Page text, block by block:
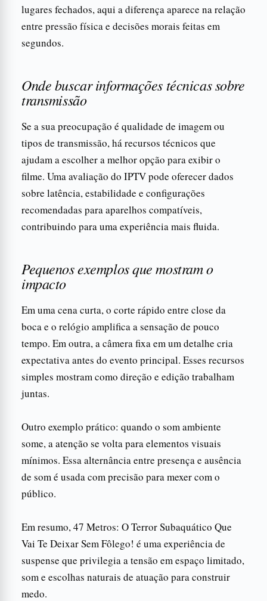
lugares fechados, aqui a diferença aparece na relação
entre pressão física e decisões morais feitas em
segundos.
Onde buscar informações técnicas sobre
transmissão
Se a sua preocupação é qualidade de imagem ou
tipos de transmissão, há recursos técnicos que
ajudam a escolher a melhor opção para exibir o
filme. Uma avaliação do IPTV pode oferecer dados
sobre latência, estabilidade e configurações
recomendadas para aparelhos compatíveis,
contribuindo para uma experiência mais fluida.
Pequenos exemplos que mostram o
impacto
Em uma cena curta, o corte rápido entre close da
boca e o relógio amplifica a sensação de pouco
tempo. Em outra, a câmera fixa em um detalhe cria
expectativa antes do evento principal. Esses recursos
simples mostram como direção e edição trabalham
juntas.
Outro exemplo prático: quando o som ambiente
some, a atenção se volta para elementos visuais
mínimos. Essa alternância entre presença e ausência
de som é usada com precisão para mexer com o
público.
Em resumo, 47 Metros: O Terror Subaquático Que
Vai Te Deixar Sem Fôlego! é uma experiência de
suspense que privilegia a tensão em espaço limitado,
som e escolhas naturais de atuação para construir
medo.